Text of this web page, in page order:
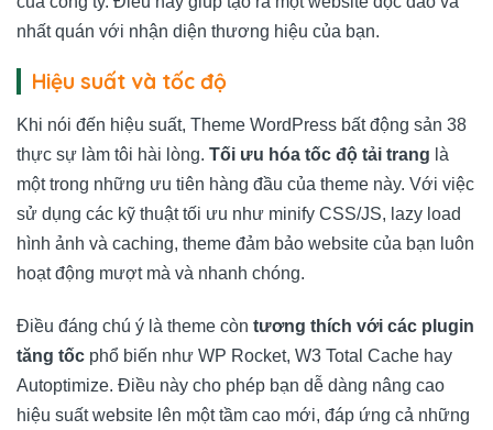
nhất quán với nhận diện thương hiệu của bạn.
Hiệu suất và tốc độ
Khi nói đến hiệu suất, Theme WordPress bất động sản 38
thực sự làm tôi hài lòng. Tối ưu hóa tốc độ tải trang là
một trong những ưu tiên hàng đầu của theme này. Với việc
sử dụng các kỹ thuật tối ưu như minify CSS/JS, lazy load
hình ảnh và caching, theme đảm bảo website của bạn luôn
hoạt động mượt mà và nhanh chóng.
Điều đáng chú ý là theme còn tương thích với các plugin
tăng tốc phổ biến như WP Rocket, W3 Total Cache hay
Autoptimize. Điều này cho phép bạn dễ dàng nâng cao
hiệu suất website lên một tầm cao mới, đáp ứng cả những